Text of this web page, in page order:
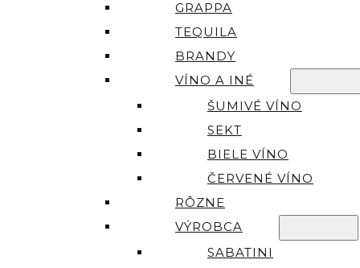
GRAPPA
TEQUILA
BRANDY
VÍNO A INÉ
ŠUMIVÉ VÍNO
SEKT
BIELE VÍNO
ČERVENÉ VÍNO
RÔZNE
VÝROBCA
SABATINI